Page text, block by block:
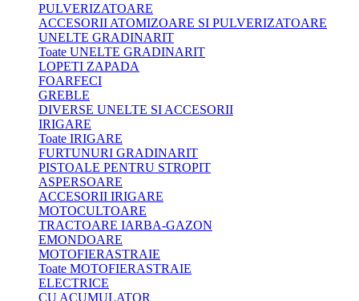
PULVERIZATOARE
ACCESORII ATOMIZOARE SI PULVERIZATOARE
UNELTE GRADINARIT
Toate UNELTE GRADINARIT
LOPETI ZAPADA
FOARFECI
GREBLE
DIVERSE UNELTE SI ACCESORII
IRIGARE
Toate IRIGARE
FURTUNURI GRADINARIT
PISTOALE PENTRU STROPIT
ASPERSOARE
ACCESORII IRIGARE
MOTOCULTOARE
TRACTOARE IARBA-GAZON
EMONDOARE
MOTOFIERASTRAIE
Toate MOTOFIERASTRAIE
ELECTRICE
CU ACUMULATOR